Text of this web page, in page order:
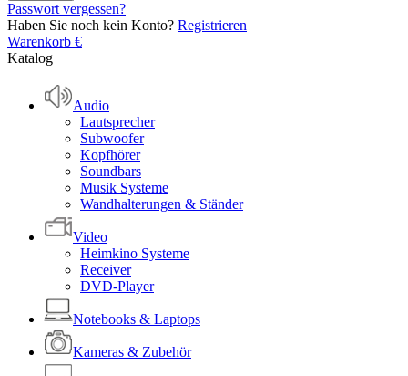
Passwort vergessen?
Haben Sie noch kein Konto? Registrieren
Warenkorb €
Katalog
Audio
Lautsprecher
Subwoofer
Kopfhörer
Soundbars
Musik Systeme
Wandhalterungen & Ständer
Video
Heimkino Systeme
Receiver
DVD-Player
Notebooks & Laptops
Kameras & Zubehör